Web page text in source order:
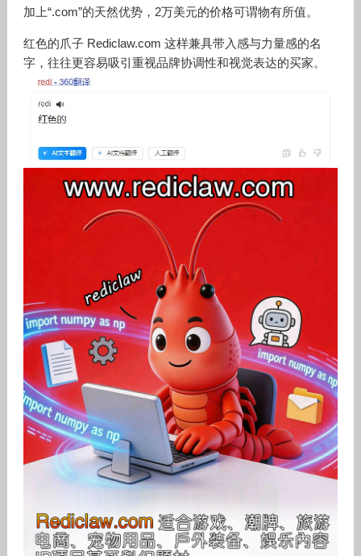
加上“.com”的天然优势，2万美元的价格可谓物有所值。
红色的爪子 Rediclaw.com 这样兼具带入感与力量感的名
字，往往更容易吸引重视品牌协调性和视觉表达的买家。